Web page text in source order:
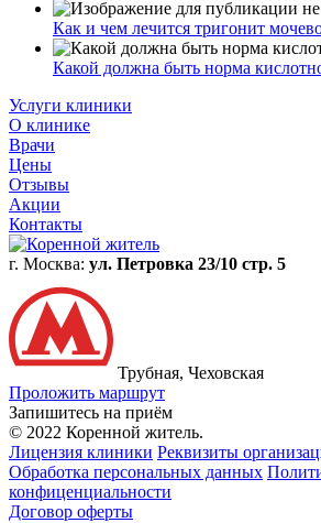
Как и чем лечится тригонит
Какой должна быть норма
Услуги клиники
О клинике
Врачи
Цены
Отзывы
Акции
Контакты
г. Москва: ул. Петровка 23/10 стр. 5
Трубная, Чеховская
Проложить маршрут
Запишитесь на приём
© 2022 Коренной житель.
Лицензия клиники Реквизиты
Обработка персональных данных
конфиценциальности
Договор оферты